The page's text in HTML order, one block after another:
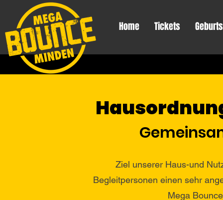
Home Tickets
Ziel unserer Haus-und
Begleitpersonen einen sehr
Mega